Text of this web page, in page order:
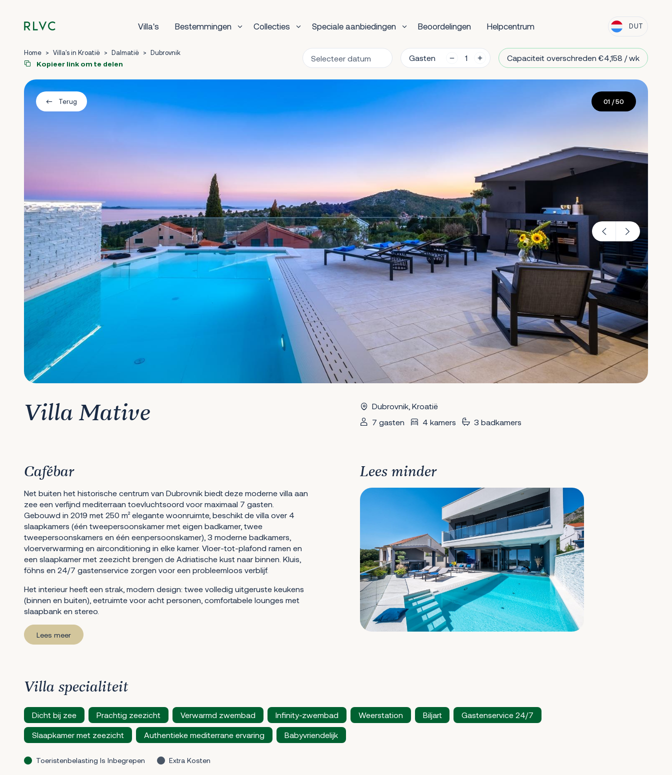
Villa's Bestemmingen Collecties Speciale aanbiedingen Beoordelingen Helpcentrum DUT
Home > Villa's in Kroatië > Dalmatië > Dubrovnik
Kopieer link om te delen
Gasten Capaciteit overschreden €4,158 / wk
Terug 01 / 50
Villa Mative
Dubrovnik, Kroatië
7 gasten
4 kamers 3 badkamers
Cafébar
Net buiten het historische centrum van Dubrovnik biedt deze moderne villa aan
zee een verfijnd mediterraan toevluchtsoord voor maximaal 7 gasten.
Gebouwd in 2019 met 250 m² elegante woonruimte, beschikt de villa over 4
slaapkamers (één tweepersoonskamer met eigen badkamer, twee
tweepersoonskamers en één eenpersoonskamer), 3 moderne badkamers,
vloerverwarming en airconditioning in elke kamer. Vloer-tot-plafond ramen en
een slaapkamer met zeezicht brengen de Adriatische kust naar binnen. Kluis,
föhns en 24/7 gastenservice zorgen voor een probleemloos verblijf.
Het interieur heeft een strak, modern design: twee volledig uitgeruste keukens
(binnen en buiten), eetruimte voor acht personen, comfortabele lounges met
slaapbank en stereo.
Lees meer
Lees minder
Villa specialiteit
Dicht bij zee Prachtig zeezicht Verwarmd zwembad Infinity-zwembad Weerstation Biljart Gastenservice 24/7
Slaapkamer met zeezicht Authentieke mediterrane ervaring Babyvriendelijk
Toeristenbelasting Is Inbegrepen Extra Kosten